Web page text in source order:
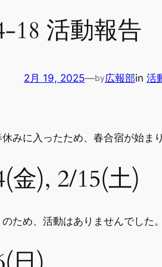
18 活動報告
2月 19, 2025—by広報部in 活
みに入ったため、春合宿が始ま
金), 2/15(土)
ため、活動はありませんでした。